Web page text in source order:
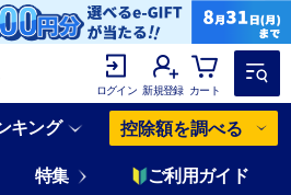
ログイン 新規登録 カート
キング 控除額を調べる
特集 ご利用ガイド